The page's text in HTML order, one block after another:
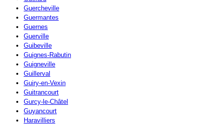
Guercheville
Guermantes
Guernes
Guerville
Guibeville
Guignes-Rabutin
Guigneville
Guillerval
Guiry-en-Vexin
Guitrancourt
Gurcy-le-Châtel
Guyancourt
Haravilliers